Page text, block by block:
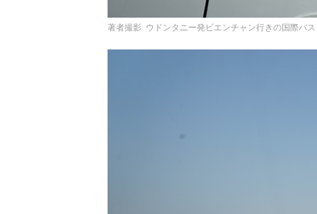
著者撮影 ウドンタニー発ビエンチャン行きの国際バス